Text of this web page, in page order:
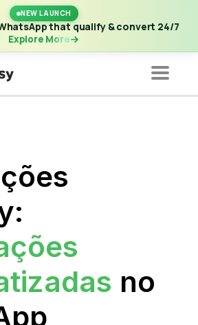
NEW LAUNCH
that qualify & convert 24/7
Explore More
AI Agents on WhatsApp that qualify &
24/7·Explore More
no